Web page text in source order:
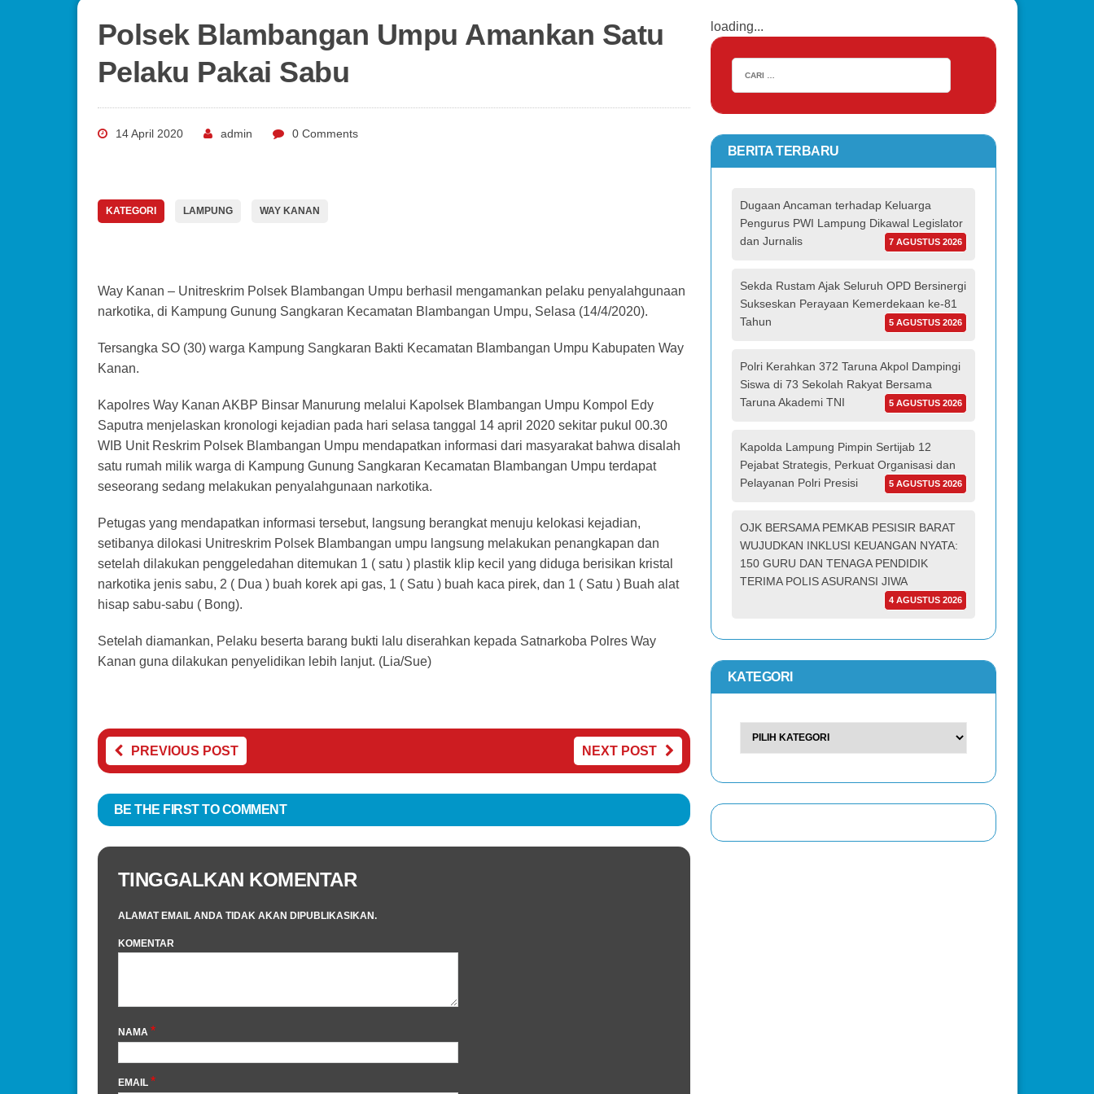
Polsek Blambangan Umpu Amankan Satu
Pelaku Pakai Sabu
14 April 2020 admin 0 Comments
KATEGORI LAMPUNG WAY KANAN
Way Kanan – Unitreskrim Polsek Blambangan Umpu berhasil mengamankan pelaku penyalahgunaan
narkotika, di Kampung Gunung Sangkaran Kecamatan Blambangan Umpu, Selasa (14/4/2020).
Tersangka SO (30) warga Kampung Sangkaran Bakti Kecamatan Blambangan Umpu Kabupaten Way
Kanan.
Kapolres Way Kanan AKBP Binsar Manurung melalui Kapolsek Blambangan Umpu Kompol Edy
Saputra menjelaskan kronologi kejadian pada hari selasa tanggal 14 april 2020 sekitar pukul 00.30
WIB Unit Reskrim Polsek Blambangan Umpu mendapatkan informasi dari masyarakat bahwa disalah
satu rumah milik warga di Kampung Gunung Sangkaran Kecamatan Blambangan Umpu terdapat
seseorang sedang melakukan penyalahgunaan narkotika.
Petugas yang mendapatkan informasi tersebut, langsung berangkat menuju kelokasi kejadian,
setibanya dilokasi Unitreskrim Polsek Blambangan umpu langsung melakukan penangkapan dan
setelah dilakukan penggeledahan ditemukan 1 ( satu ) plastik klip kecil yang diduga berisikan kristal
narkotika jenis sabu, 2 ( Dua ) buah korek api gas, 1 ( Satu ) buah kaca pirek, dan 1 ( Satu ) Buah alat
hisap sabu-sabu ( Bong).
Setelah diamankan, Pelaku beserta barang bukti lalu diserahkan kepada Satnarkoba Polres Way
Kanan guna dilakukan penyelidikan lebih lanjut. (Lia/Sue)
PREVIOUS POST NEXT POST
BE THE FIRST TO COMMENT
TINGGALKAN KOMENTAR
ALAMAT EMAIL ANDA TIDAK AKAN DIPUBLIKASIKAN.
KOMENTAR
NAMA *
EMAIL *
loading...
BERITA TERBARU
Dugaan Ancaman terhadap Keluarga
Pengurus PWI Lampung Dikawal Legislator
dan Jurnalis
7 AGUSTUS 2026
Sekda Rustam Ajak Seluruh OPD Bersinergi
Sukseskan Perayaan Kemerdekaan ke-81
Tahun
5 AGUSTUS 2026
Polri Kerahkan 372 Taruna Akpol Dampingi
Siswa di 73 Sekolah Rakyat Bersama
Taruna Akademi TNI
5 AGUSTUS 2026
Kapolda Lampung Pimpin Sertijab 12
Pejabat Strategis, Perkuat Organisasi dan
Pelayanan Polri Presisi
5 AGUSTUS 2026
OJK BERSAMA PEMKAB PESISIR BARAT
WUJUDKAN INKLUSI KEUANGAN NYATA:
150 GURU DAN TENAGA PENDIDIK
TERIMA POLIS ASURANSI JIWA
4 AGUSTUS 2026
KATEGORI